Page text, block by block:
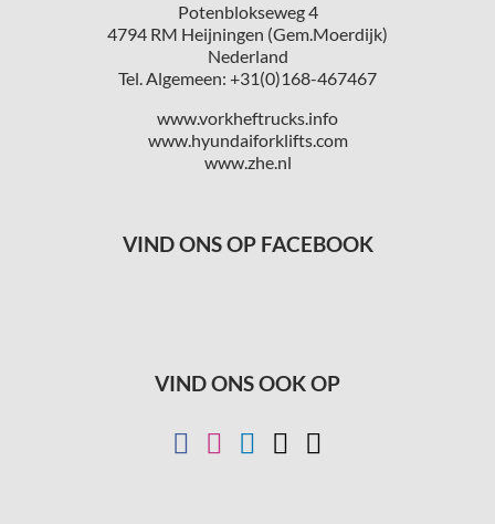
Potenblokseweg 4
4794 RM Heijningen (Gem.Moerdijk)
Nederland
Tel. Algemeen: +31(0)168-467467
www.vorkheftrucks.info
www.hyundaiforklifts.com
www.zhe.nl
VIND ONS OP FACEBOOK
VIND ONS OOK OP